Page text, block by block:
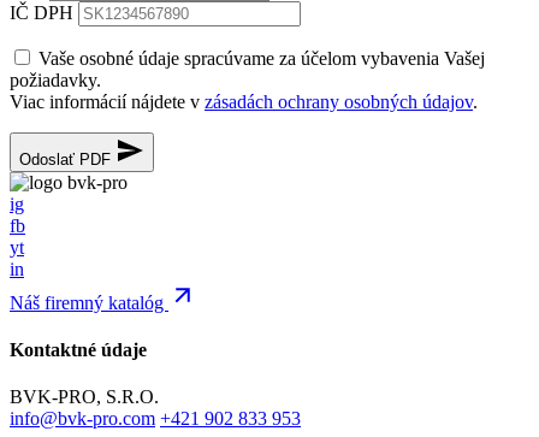
IČ DPH
Vaše osobné údaje spracúvame za účelom vybavenia Vašej
požiadavky.
Viac informácií nájdete v zásadách ochrany osobných údajov.
Odoslať PDF
ig
fb
yt
in
Náš firemný katalóg
Kontaktné údaje
BVK-PRO, S.R.O.
info@bvk-pro.com +421 902 833 953